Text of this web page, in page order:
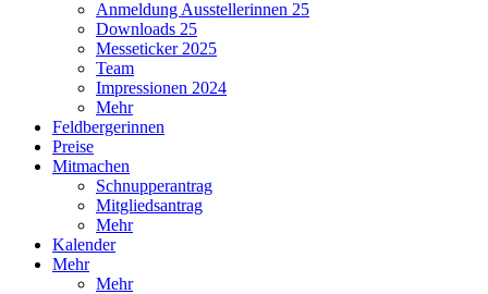
Anmeldung Ausstellerinnen 25
Downloads 25
Messeticker 2025
Team
Impressionen 2024
Mehr
Feldbergerinnen
Preise
Mitmachen
Schnupperantrag
Mitgliedsantrag
Mehr
Kalender
Mehr
Mehr